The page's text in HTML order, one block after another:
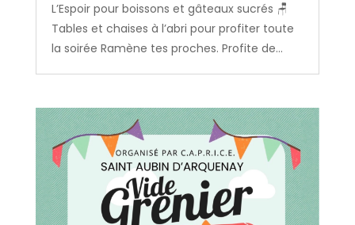
L’Espoir pour boissons et gâteaux sucrés 🪑
Tables et chaises à l’abri pour profiter toute
la soirée Ramène tes proches. Profite de...